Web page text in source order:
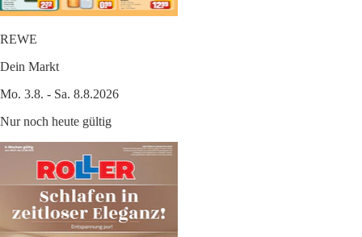
REWE
Dein Markt
Mo. 3.8. - Sa. 8.8.2026
Nur noch heute gültig